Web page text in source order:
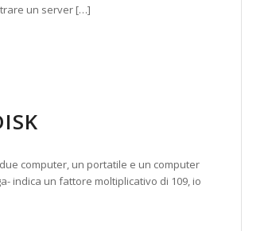
un server […]
computer, un portatile e un computer
indica un fattore moltiplicativo di 109, io